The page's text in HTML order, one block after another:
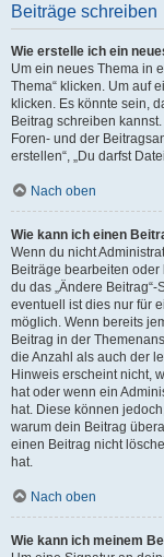
Beiträge schreiben
Wie erstelle ich ein
Um ein neues Thema in
Thema“ klicken. Um auf
klicken. Es könnte sein,
Beitrag schreiben
Foren- und der
erstellen“, „Du darfst
Nach oben
Wie kann ich einen
Wenn du nicht
Beiträge bearbeiten
du das „Ändere
eventuell ist dies nur für
möglich. Wenn bereits
Beitrag in der
die Anzahl als auch der
Hinweis erscheint nicht,
hat oder wenn ein
hat. Diese können
warum dein Beitrag
einen Beitrag nicht
hat.
Nach oben
Wie kann ich meinem